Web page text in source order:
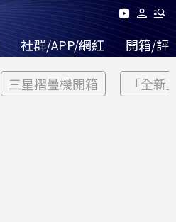
社群/APP/網紅 開箱/評
三星摺疊機開箱 「全新